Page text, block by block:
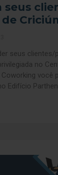
seus
seus clientes/
no
Coworking você
Edifício